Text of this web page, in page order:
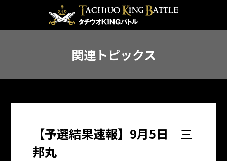
関連トピックス
【予選結果速報】9月5日 三
邦丸